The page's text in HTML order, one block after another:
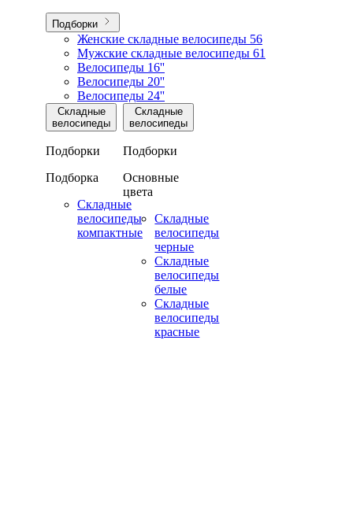
Подборки
Женские складные велосипеды 56
Мужские складные велосипеды 61
Велосипеды 16''
Велосипеды 20''
Велосипеды 24''
Складные
велосипеды
Подборки
Подборка
Складные
велосипеды
компактные
Складные
велосипеды
Подборки
Основные
цвета
Складные
велосипеды
черные
Складные
велосипеды
белые
Складные
велосипеды
красные